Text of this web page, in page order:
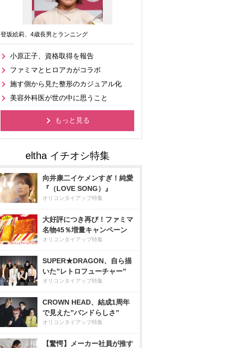
登坂絵莉、4歳長男とランニング
小原正子、資格取得を報告
ファミマとヒロアカがコラボ
施す側から見た整形のカジュアル化
美容外科医が世の中に思うこと
もっと見る
向井康二イケメンすぎ！純愛
『（LOVE SONG）』
オリコンタイアップ特集
大好評につき再び！ファミマ
名物45％増量キャンペーン
オリコンタイアップ特集
SUPER★DRAGON、自ら描
いた”レトロフューチャー”
オリコンタイアップ特集
CROWN HEAD、結成1周年
で見えた”バンドらしさ”
オリコンタイアップ特集
【驚愕】メーカー社員が推す